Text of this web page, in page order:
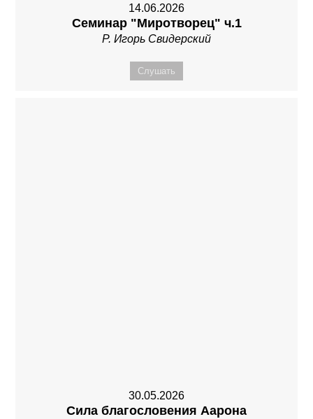
14.06.2026
Семинар "Миротворец" ч.1
Р. Игорь Свидерский
Слушать
30.05.2026
Сила благословения Аарона